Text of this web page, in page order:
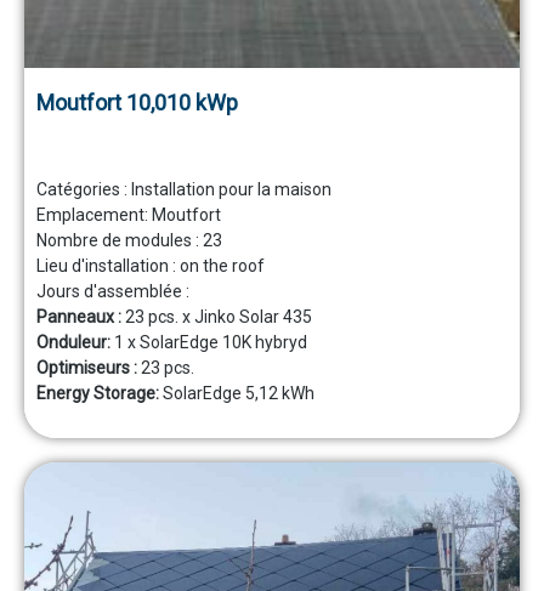
Moutfort 10,010 kWp
Catégories : Installation pour la maison
Emplacement: Moutfort
Nombre de modules : 23
Lieu d'installation : on the roof
Jours d'assemblée :
Panneaux :23 pcs. x Jinko Solar 435
Onduleur: 1 x SolarEdge 10K hybryd
Optimiseurs :23 pcs.
Energy Storage:SolarEdge 5,12 kWh